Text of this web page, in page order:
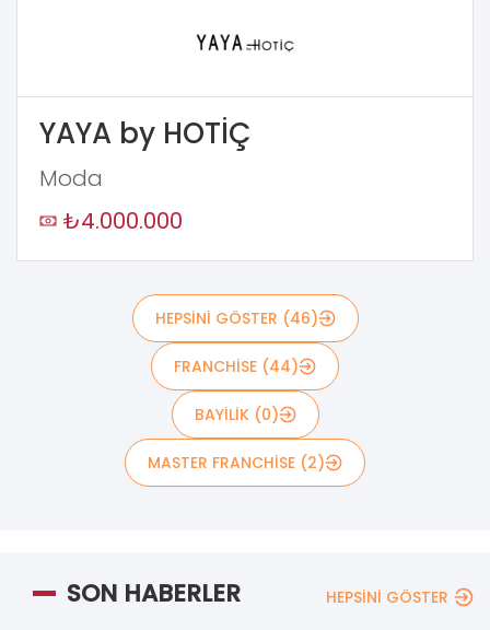
YAYA by HOTİÇ
Moda
₺4.000.000
HEPSİNİ GÖSTER (46)
FRANCHISE (44)
BAYİLİK (0)
MASTER FRANCHİSE (2)
SON HABERLER HEPSİNİ GÖSTER